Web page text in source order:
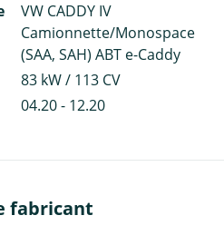
VW CADDY IV
Camionnette/Monospace
(SAA, SAH) ABT e-Caddy
83 kW / 113 CV
04.20 - 12.20
fabricant